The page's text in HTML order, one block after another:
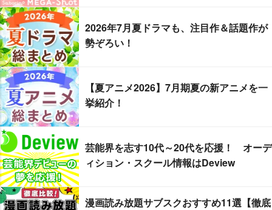
2026年7月夏ドラマも、注目作＆話題作が
勢ぞろい！
【夏アニメ2026】7月期夏の新アニメを一
挙紹介！
芸能界を志す10代～20代を応援！ オーデ
ィション・スクール情報はDeview
漫画読み放題サブスクおすすめ11選【徹底